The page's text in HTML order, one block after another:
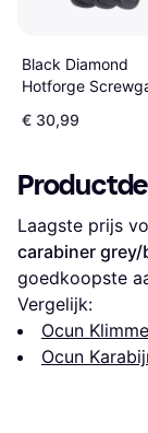
Black Diamond
Hotforge
€ 30,99
Laagste prijs
carabiner grey/
goedkoopste
Vergelijk:
Ocun
Ocun